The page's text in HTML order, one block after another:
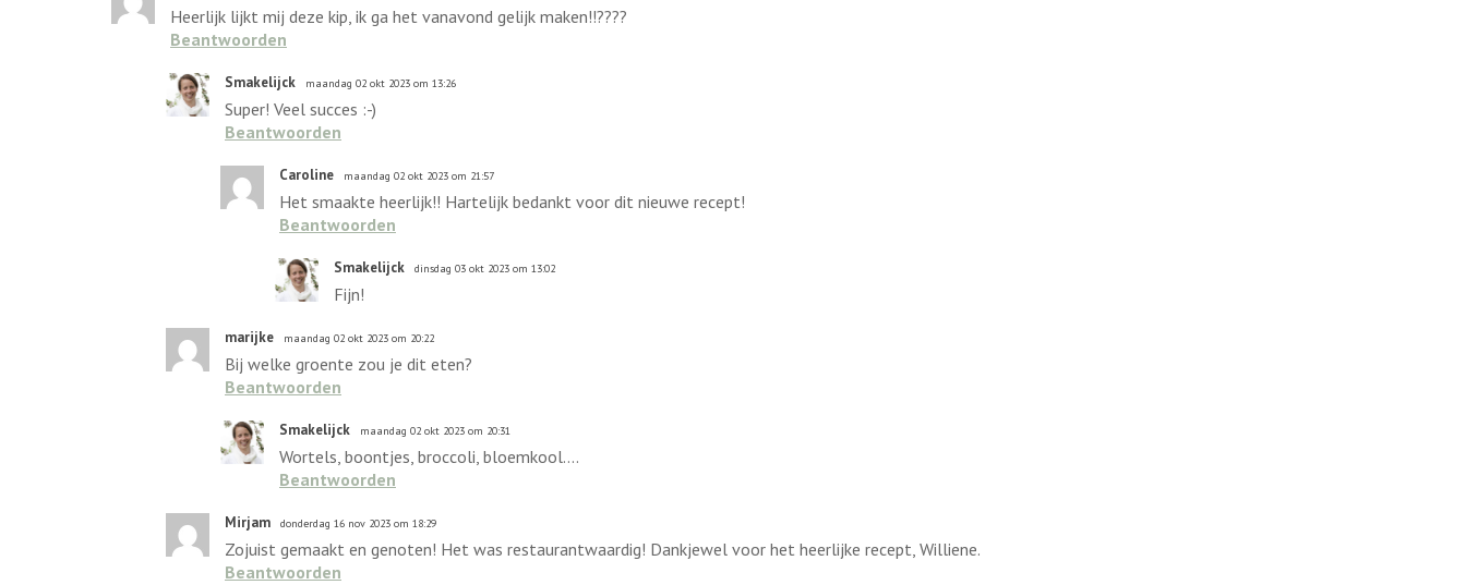
Heerlijk lijkt mij deze kip, ik ga het vanavond gelijk maken!!????
Beantwoorden
Smakelijck maandag 02 okt 2023 om 13:26
Super! Veel succes :-)
Beantwoorden
Caroline maandag 02 okt 2023 om 21:57
Het smaakte heerlijk!! Hartelijk bedankt voor dit nieuwe recept!
Beantwoorden
Smakelijck dinsdag 03 okt 2023 om 13:02
Fijn!
marijke maandag 02 okt 2023 om 20:22
Bij welke groente zou je dit eten?
Beantwoorden
Smakelijck maandag 02 okt 2023 om 20:31
Wortels, boontjes, broccoli, bloemkool....
Beantwoorden
Mirjam donderdag 16 nov 2023 om 18:29
Zojuist gemaakt en genoten! Het was restaurantwaardig! Dankjewel voor het heerlijke recept, Williene.
Beantwoorden